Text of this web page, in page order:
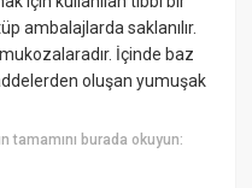
ambalajlarda saklanılır.
İçinde baz
oluşan yumuşak
tamamını burada okuyun: